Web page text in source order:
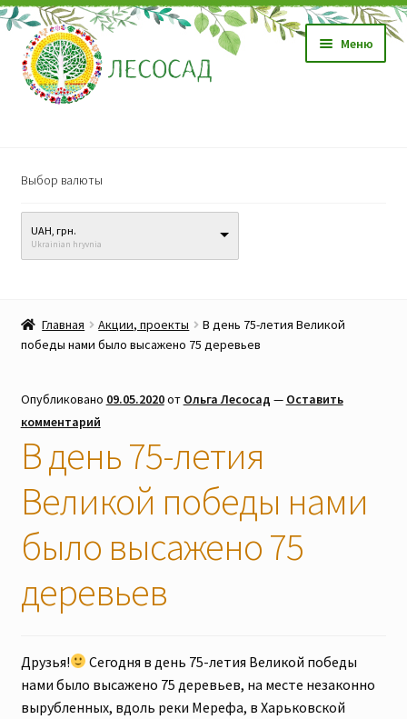
Перейти
к
навигации
Перейти
к
содержимому
Меню
Саженцы
Семена
Прайс-лист
Контакты
Корзина
Оформление заказа
Мой аккаунт
Выбор валюты
UAH, грн.
Ukrainian hryvnia
Главная Акции, проекты
В день 75-летия Великой
победы нами было высажено 75 деревьев
Опубликовано 09.05.2020от Ольга Лесосад — Оставить
комментарий
В день 75-летия
Великой победы нами
было высажено 75
деревьев
Друзья!
Сегодня в день 75-летия Великой победы
нами было высажено 75 деревьев, на месте незаконно
вырубленных, вдоль реки Мерефа, в Харьковской